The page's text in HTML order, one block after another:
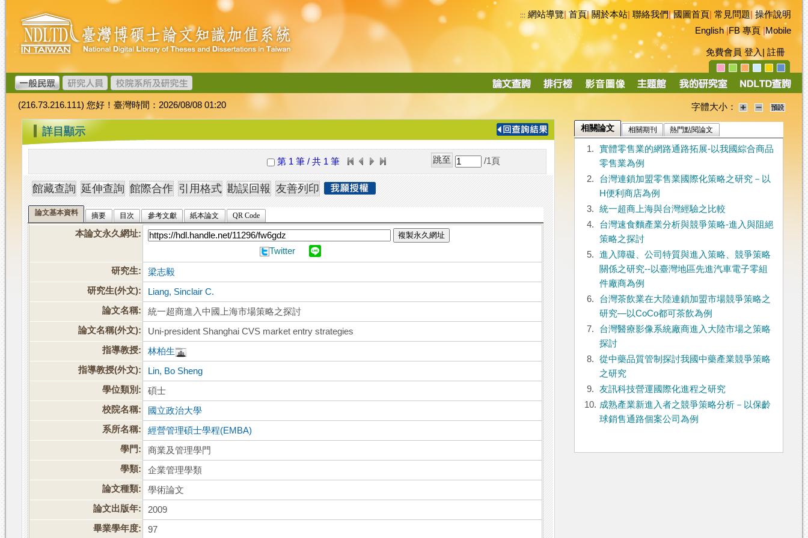
跳
到
主
要
內
容
臺
灣
博
碩
士
論
文
加
值
系
統
::: 網站導覽|首頁|關於本站 聯絡我們|國圖首頁 常見問題|操作說明
English|FB 專頁|Mobile
免費會員 登入 註冊
導
(216.73.216.111) 您好！臺灣時間：2026/08/08 01:20 字體大小：
::: 詳目顯示
第 1 筆 / 共 1 筆 /1 頁
論文基本資料 摘要 目次 參考文獻 紙本論文 QR Code
本論文永久網址: 複製永久網址
Twitter
研究生:
梁志毅
研究生(外文):
Liang, Sinclair C.
論文名稱:
統一超商進入中國上海市場策略之探討
論文名稱(外文):
Uni-president Shanghai CVS market entry strategies
指導教授:
林柏生
指導教授(外文):
Lin, Bo Sheng
學位類別:
碩士
校院名稱:
國立政治大學
系所名稱:
經營管理碩士學程(EMBA)
學門:
商業及管理學門
學類:
企業管理學類
論文種類:
學術論文
論文出版年:
2009
畢業學年度:
97
相關論文 相關期刊 熱門點閱論文
1.
實體零售業的網路通路拓展-以我國綜合商品
零售業為例
2.
台灣連鎖加盟零售業國際化策略之研究－以
H便利商店為例
3.
統一超商上海與台灣經驗之比較
4.
台灣速食麵產業分析與競爭策略-進入與阻絕
策略之探討
5.
進入障礙、公司特質與進入策略、競爭策略
關係之研究--以臺灣地區先進汽車電子零組
件廠商為例
6.
台灣茶飲業在大陸連鎖加盟市場競爭策略之
研究—以CoCo都可茶飲為例
7.
台灣醫療影像系統廠商進入大陸市場之策略
探討
8.
從中藥品質管制探討我國中藥產業競爭策略
之研究
9.
友訊科技營運國際化進程之研究
10. 成熟產業新進入者之競爭策略分析－以保齡
球銷售通路個案公司為例